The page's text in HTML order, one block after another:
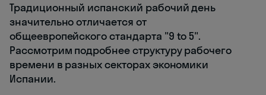
Традиционный испанский рабочий день
значительно отличается от
общеевропейского стандарта "9 to 5".
Рассмотрим подробнее структуру рабочего
времени в разных секторах экономики
Испании.